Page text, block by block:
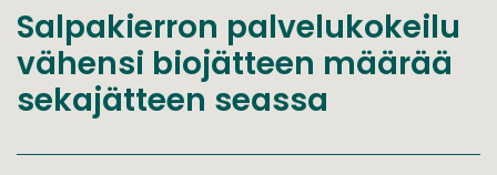
Salpakierron palvelukokeilu
vähensi biojätteen määrää
sekajätteen seassa